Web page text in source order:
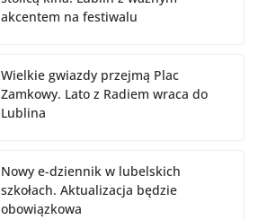
akcentem na festiwalu
Wielkie gwiazdy przejmą Plac
Zamkowy. Lato z Radiem wraca do
Lublina
Nowy e-dziennik w lubelskich
szkołach. Aktualizacja będzie
obowiązkowa